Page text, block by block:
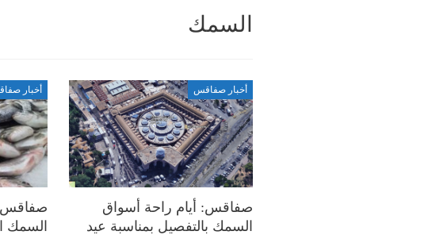
السمك
أخبار صفاقس
صفاقس: أيام راحة أسواق
السمك بالتفصيل بمناسبة عيد
أخبار
السمك